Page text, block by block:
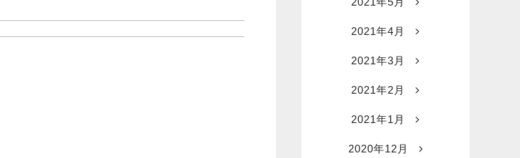
2021年4月
2021年3月
2021年2月
2021年1月
2020年12月